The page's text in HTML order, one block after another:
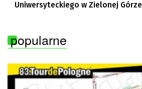
Uniwersyteckiego w Zielonej Górze
popularne